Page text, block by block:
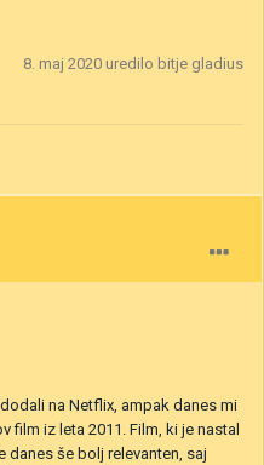
8. maj 2020 uredilo bitje gladius
na Netflix, ampak danes mi
film iz leta 2011. Film, ki je nastal
danes še bolj relevanten, saj